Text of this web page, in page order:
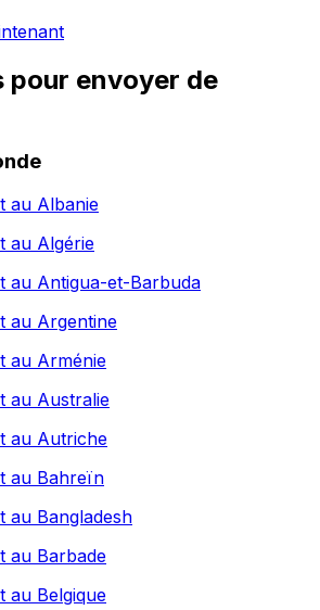
pour envoyer de
au Albanie
au Algérie
au Antigua-et-Barbuda
au Argentine
au Arménie
au Australie
au Autriche
au Bahreïn
au Bangladesh
au Barbade
au Belgique